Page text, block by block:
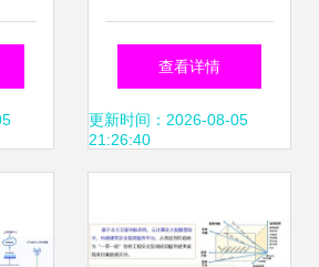
的 门诊管理与系统运
维的核心解析
查看详情
更新时间：2026-08-05
21:26:40